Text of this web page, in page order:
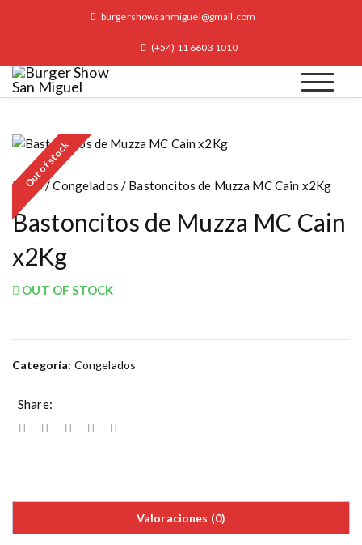
o
burgershowsanmiguel@gmail.com
(+54) 11 6603 1010
Burger Show San Miguel
Out of stock
Inicio/Congelados / Bastoncitos de Muzza MC Cain x2Kg
Bastoncitos de Muzza MC Cain
x2Kg
OUT OF STOCK
Categoría: Congelados
Share:
Valoraciones (0)